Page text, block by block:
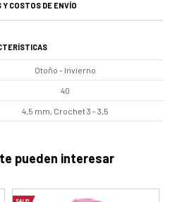
Y COSTOS DE ENVÍO
Otoño - Invierno
40
4,5 mm, Crochet 3 - 3,5
pueden interesar